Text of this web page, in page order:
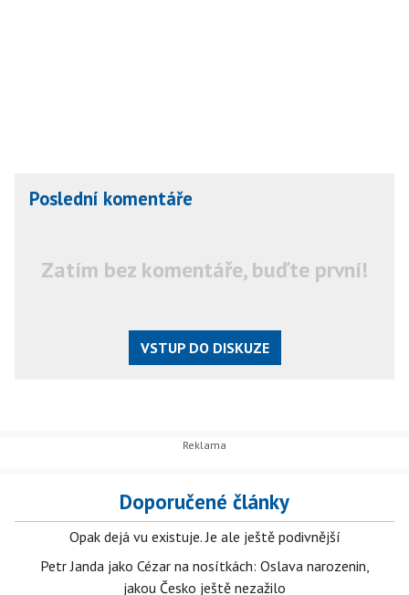
Poslední komentáře
Zatím bez komentáře, buďte první!
VSTUP DO DISKUZE
Doporučené články
Opak dejá vu existuje. Je ale ještě podivnější
Petr Janda jako Cézar na nosítkách: Oslava narozenin,
jakou Česko ještě nezažilo